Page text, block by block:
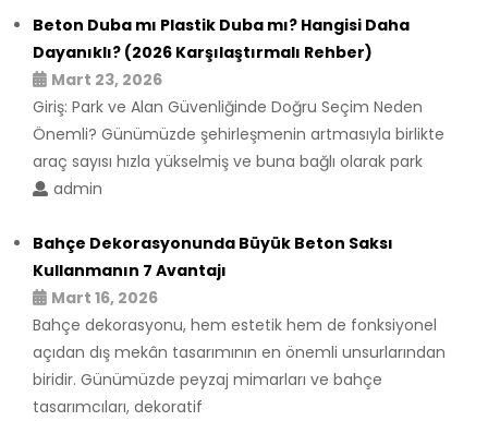
Beton Duba mı Plastik Duba mı? Hangisi Daha
Dayanıklı? (2026 Karşılaştırmalı Rehber)
Mart 23, 2026
Giriş: Park ve Alan Güvenliğinde Doğru Seçim Neden
Önemli? Günümüzde şehirleşmenin artmasıyla birlikte
araç sayısı hızla yükselmiş ve buna bağlı olarak park
admin
Bahçe Dekorasyonunda Büyük Beton Saksı
Kullanmanın 7 Avantajı
Mart 16, 2026
Bahçe dekorasyonu, hem estetik hem de fonksiyonel
açıdan dış mekân tasarımının en önemli unsurlarından
biridir. Günümüzde peyzaj mimarları ve bahçe
tasarımcıları, dekoratif